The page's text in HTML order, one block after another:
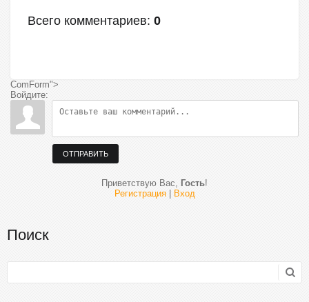
Всего комментариев: 0
ComForm">
Войдите:
ОТПРАВИТЬ
Приветствую Вас, Гость!
Регистрация| Вход
Поиск